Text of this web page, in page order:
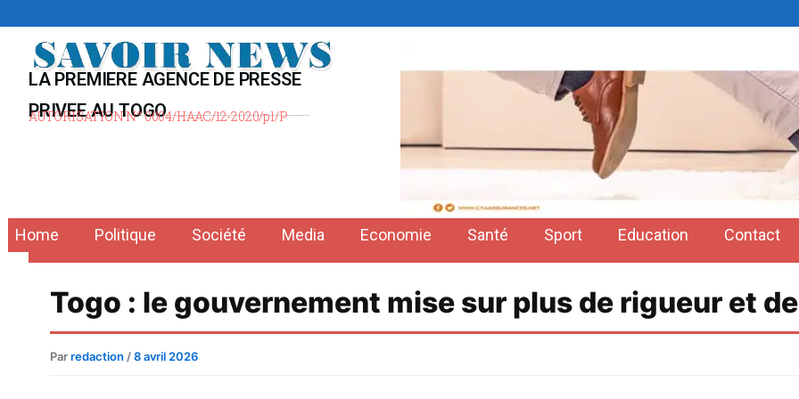
contenu
LA PREMIERE AGENCE DE PRESSE
PRIVEE AU TOGO
AUTORISATION N° 0004/HAAC/12-2020/pl/P
Home Politique Société Media Economie Santé Sport Education Contact
Togo : le gouvernement mise sur plus de rigueur et
Parredaction /8 avril 2026